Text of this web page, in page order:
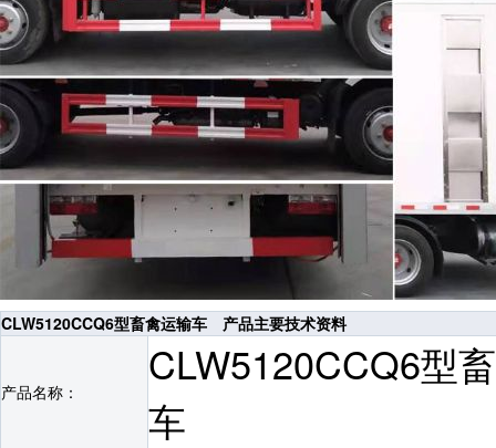
CLW5120CCQ6型畜禽运输车 产品主要技术资料
产品名称：
CLW5120CCQ6型
车